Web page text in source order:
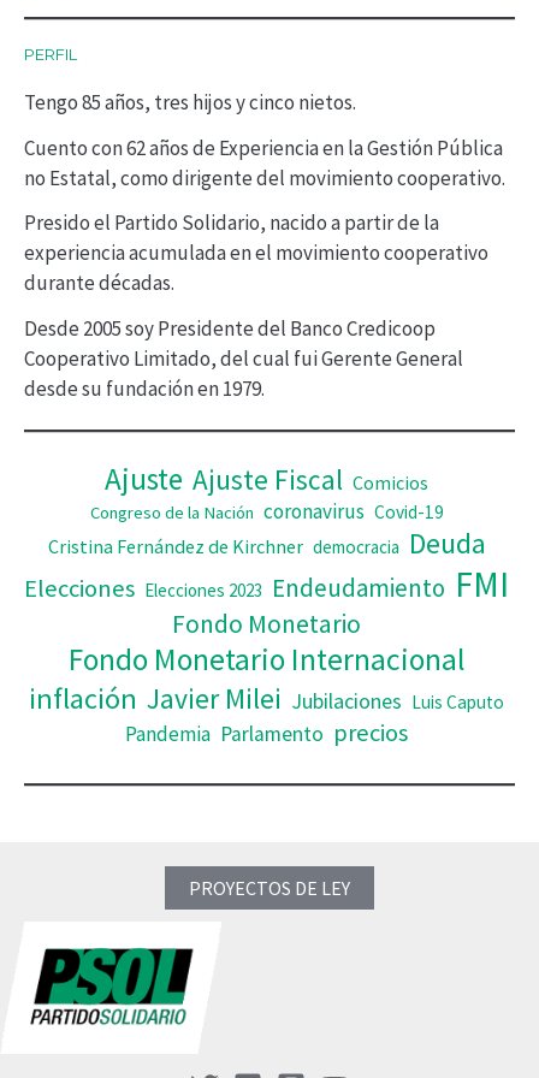
c
t
o
r
d
e
v
d
e
o
PERFIL
Tengo 85 años, tres hijos y cinco nietos.
Cuento con 62 años de Experiencia en la Gestión Pública
no Estatal, como dirigente del movimiento cooperativo.
Presido el Partido Solidario, nacido a partir de la
experiencia acumulada en el movimiento cooperativo
durante décadas.
Desde 2005 soy Presidente del Banco Credicoop
Cooperativo Limitado, del cual fui Gerente General
desde su fundación en 1979.
Ajuste Ajuste Fiscal Comicios
Congreso de la Nación coronavirus Covid-19
Cristina Fernández de Kirchner democracia Deuda
Elecciones Elecciones 2023 Endeudamiento FMI
Fondo Monetario
Fondo Monetario Internacional
inflación Javier Milei Jubilaciones Luis Caputo
Pandemia Parlamento precios
PROYECTOS DE LEY